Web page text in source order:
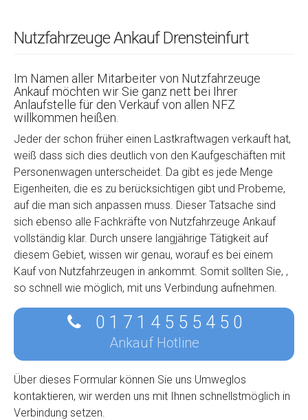
Nutzfahrzeuge Ankauf Drensteinfurt
Im Namen aller Mitarbeiter von Nutzfahrzeuge
Ankauf möchten wir Sie ganz nett bei Ihrer
Anlaufstelle für den Verkauf von allen NFZ
willkommen heißen.
Jeder der schon früher einen Lastkraftwagen verkauft hat,
weiß dass sich dies deutlich von den Kaufgeschäften mit
Personenwagen unterscheidet. Da gibt es jede Menge
Eigenheiten, die es zu berücksichtigen gibt und Probeme,
auf die man sich anpassen muss. Dieser Tatsache sind
sich ebenso alle Fachkräfte von Nutzfahrzeuge Ankauf
vollständig klar. Durch unsere langjährige Tätigkeit auf
diesem Gebiet, wissen wir genau, worauf es bei einem
Kauf von Nutzfahrzeugen in ankommt. Somit sollten Sie, ,
so schnell wie möglich, mit uns Verbindung aufnehmen.
0 1 7 1 4 5 5 5 4 5 0
Ankauf Hotline
Über dieses Formular können Sie uns Umweglos
kontaktieren, wir werden uns mit Ihnen schnellstmöglich in
Verbindung setzen.